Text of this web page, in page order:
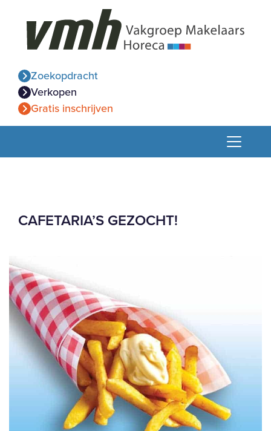
Zoekopdracht
Verkopen
Gratis inschrijven
CAFETARIA’S GEZOCHT!